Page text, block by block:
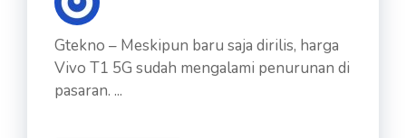
Gtekno – Meskipun baru saja dirilis, harga
Vivo T1 5G sudah mengalami penurunan di
pasaran. ...